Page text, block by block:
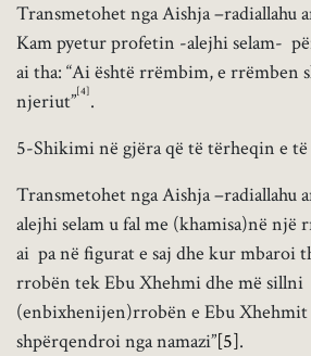
Transmetohet nga Aishja –radiallahu
Kam pyetur profetin -alejhi selam-
ai tha: “Ai është rrëmbim, e rrëmben
njeriut”[4].
5-Shikimi në gjëra që të tërheqin e
Transmetohet nga Aishja –radiallahu
alejhi selam u fal me (khamisa)në një
ai pa në figurat e saj dhe kur mbaroi
rrobën tek Ebu Xhehmi dhe më sillni
(enbixhenijen)rrobën e Ebu Xhehmit
shpërqendroi nga namazi”[5].